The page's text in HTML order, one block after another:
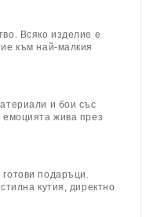
Всяко изделие е
към най-малкия
и бои със
емоцията жива през
подаръци.
кутия, директно